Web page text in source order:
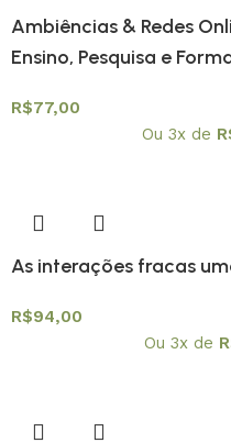
Ambiências & Redes
Ensino, Pesquisa e
R$77,00
Ou 3x de
As interações fracas
R$94,00
Ou 3x de